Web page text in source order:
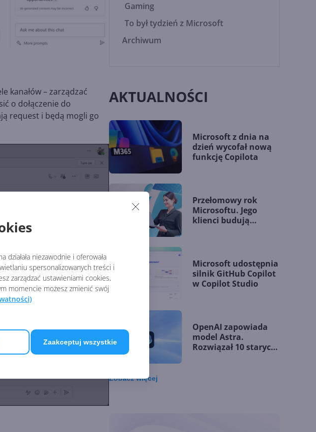
niezawodnie i oferowała
spersonalizowanych treści i
zarządzać ustawieniami cookies,
momencie możesz zmienić swój
Zaakceptuj wszystkie
kanałów – zarządzać
o dołączenie do
request i będą mogli go
Gaming
To był tydzień z Microsoft
Archiwum
AKTUALNOŚCI
Microsoft z dnia na
dzień wycofał nową
funkcję Copilota
Przełomowy rok
Microsoftu. Jego
klienci budują
Microsoft udostępnia
silnik GitHub Copilot
w Copilot Studio
OpenAI zapowiada
model Astra.
Rozwiązał 10 starych
Zobaczwięcej